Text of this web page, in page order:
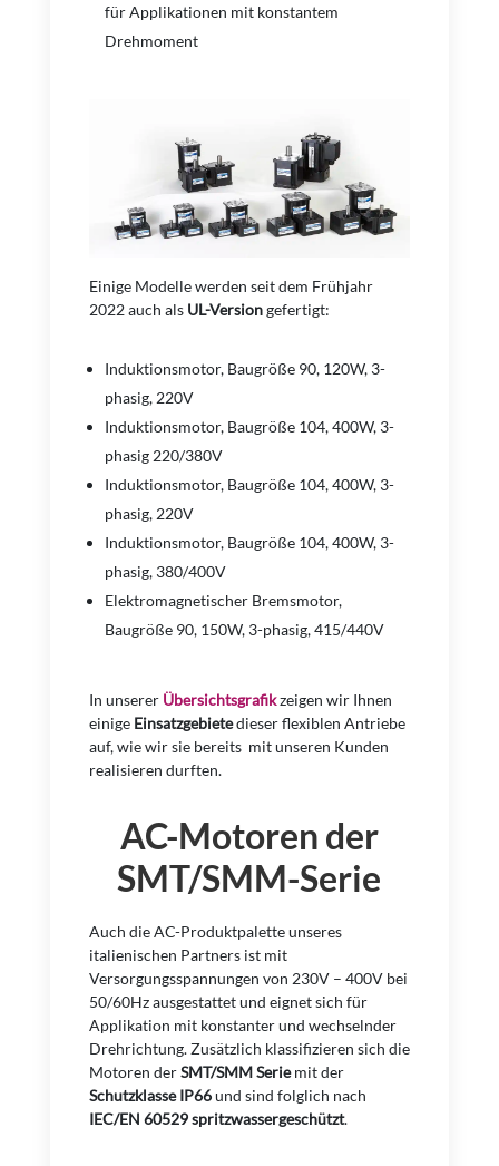
für Applikationen mit konstantem
Drehmoment
Einige Modelle werden seit dem Frühjahr
2022 auch als UL-Versiongefertigt:
Induktionsmotor, Baugröße 90, 120W, 3-
phasig, 220V
Induktionsmotor, Baugröße 104, 400W, 3-
phasig 220/380V
Induktionsmotor, Baugröße 104, 400W, 3-
phasig, 220V
Induktionsmotor, Baugröße 104, 400W, 3-
phasig, 380/400V
Elektromagnetischer Bremsmotor,
Baugröße 90, 150W, 3-phasig, 415/440V
In unserer Übersichtsgrafikzeigen wir Ihnen
einige Einsatzgebietedieser flexiblen Antriebe
auf, wie wir sie bereits mit unseren Kunden
realisieren durften.
AC-Motoren der
SMT/SMM-Serie
Auch die AC-Produktpalette unseres
italienischen Partners ist mit
Versorgungsspannungen von 230V – 400V bei
50/60Hz ausgestattet und eignet sich für
Applikation mit konstanter und wechselnder
Drehrichtung. Zusätzlich klassifizieren sich die
Motoren derSMT/SMM Seriemit der
Schutzklasse IP66und sind folglich nach
IEC/EN 60529 spritzwassergeschützt.